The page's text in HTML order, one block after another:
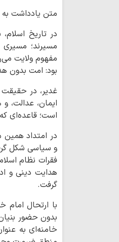
متن یادداشت
در تاریخ
مسیرند؛
مفهوم ولایت
بود: امت بدون
غدیر، در حقیقت
ایمان، عدالت،
است؛ قاعده‌ای
در امتداد همین
و سیاسی شکل
فقرات نظام
هدایت دینی و
گرفت.
با ارتحال امام
بدون حضور
خامنه‌ای به